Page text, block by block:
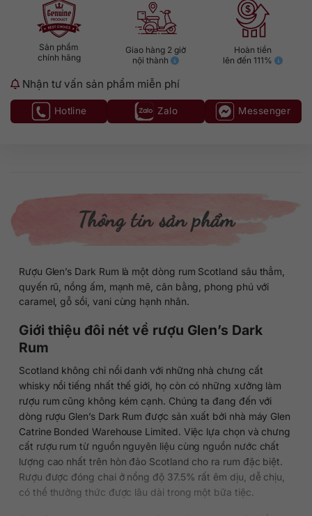
Sản phẩm
chính hãng
Giao hàng 2 giờ
nội thành
Hoàn tiền
lên đến 111%
Nhận tư vấn sản phẩm miễn phí
Hotline Zalo Messenger
Thông tin sản phẩm
Rượu Glen’s Dark Rum là một dòng rum Scotland sâu thẳm,
quyến rũ, nồng ấm, mạnh mẽ, cân bằng, phong phú với
caramel, gỗ sồi, vani cùng hạnh nhân.
Giới thiệu đôi nét về rượu Glen’s Dark
Rum
Scotland không chỉ nổi danh với những nhà chưng cất
whisky nổi tiếng nhất thế giới, họ còn có những xưởng làm
rượu rum cũng không kém cạnh. Chúng ta đang đến với
dòng rượu Glen’s Dark Rum được sản xuất bởi nhà máy Glen
Catrine Bonded Warehouse Limited. Việc lựa chọn và chưng
cất rượu rum từ nguồn nguyên liệu cùng nguồn nước chất
lượng cao nhất trên hòn đảo Scotland cho ra rum đặc biệt.
Rượu được đóng chai ở nồng độ 37.5% rất êm dịu, dễ chịu,
có thể thưởng thức được lâu dài trong một bữa tiệc.